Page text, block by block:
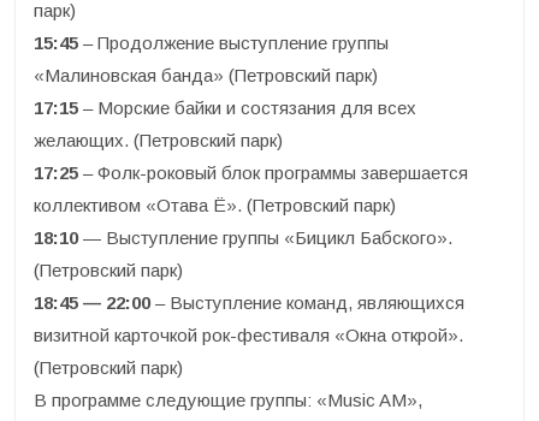
парк)
15:45 – Продолжение выступление группы
«Малиновская банда» (Петровский парк)
17:15 – Морские байки и состязания для всех
желающих. (Петровский парк)
17:25 – Фолк-роковый блок программы завершается
коллективом «Отава Ё». (Петровский парк)
18:10— Выступление группы «Бицикл Бабского».
(Петровский парк)
18:45 — 22:00– Выступление команд, являющихся
визитной карточкой рок-фестиваля «Окна открой».
(Петровский парк)
В программе следующие группы: «Music AM»,